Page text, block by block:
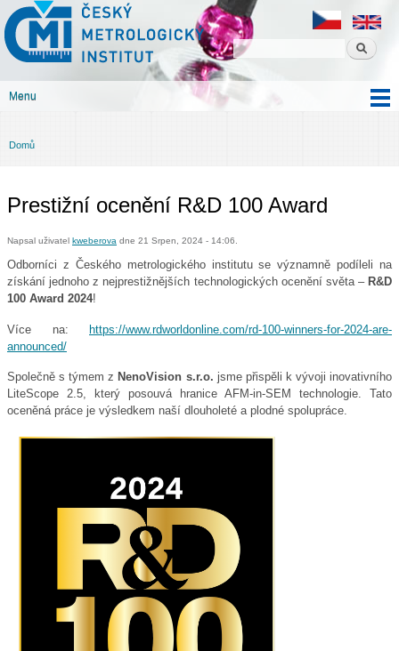
obsahu
Český
metrologický
institut
Menu
Jste zde
Domů
Prestižní ocenění R&D 100 Award
Napsal uživatel kweberova dne 21 Srpen, 2024 - 14:06.
Odborníci z Českého metrologického institutu se významně podíleli na
získání jednoho z nejprestižnějších technologických ocenění světa – R&D
100 Award 2024!
Více na:
https://www.rdworldonline.com/rd-100-winners-for-2024-are-
announced/
Společně s týmem z NenoVision s.r.o. jsme přispěli k vývoji inovativního
LiteScope 2.5, který posouvá hranice AFM-in-SEM technologie. Tato
oceněná práce je výsledkem naší dlouholeté a plodné spolupráce.